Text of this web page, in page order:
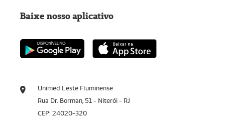
Unimed Leste Fluminense
Rua Dr. Borman, 51 - Niterói - RJ
CEP: 24020-320
Baixe nosso aplicativo